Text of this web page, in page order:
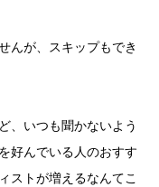
んが、スキップもでき
、いつも聞かないよう
好んでいる人のおすす
ストが増えるなんてこ